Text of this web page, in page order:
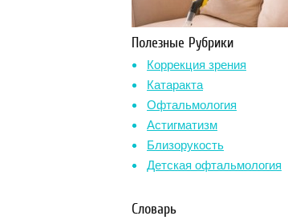
Полезные Рубрики
Коррекция зрения
Катаракта
Офтальмология
Астигматизм
Близорукость
Детская офтальмология
Словарь